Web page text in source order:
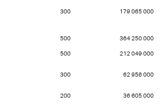
300 179 065 000
500 364 250 000
500 212 049 000
300 62 956 000
200 36 605 000